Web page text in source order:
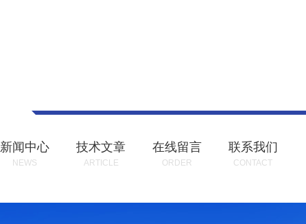
新闻中心
NEWS
技术文章
ARTICLE
在线留言
ORDER
联系我们
CONTACT